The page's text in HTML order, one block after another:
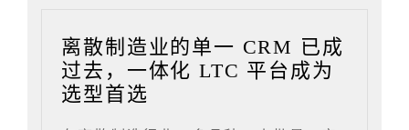
离散制造业的单一 CRM 已成
过去，一体化 LTC 平台成为
选型首选